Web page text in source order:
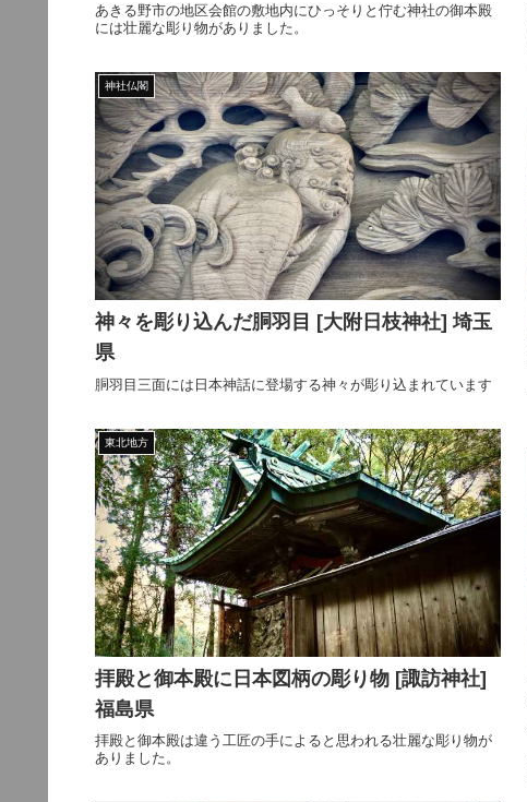
あきる野市の地区会館の敷地内にひっそりと佇む神社の御本殿
には壮麗な彫り物がありました。
神社仏閣
神々を彫り込んだ胴羽目 [大附日枝神社] 埼玉
県
胴羽目三面には日本神話に登場する神々が彫り込まれています
東北地方
拝殿と御本殿に日本図柄の彫り物 [諏訪神社]
福島県
拝殿と御本殿は違う工匠の手によると思われる壮麗な彫り物が
ありました。